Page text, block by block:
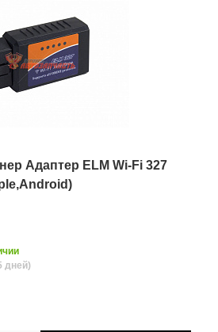
Адаптер ELM Wi-Fi 327
дней)